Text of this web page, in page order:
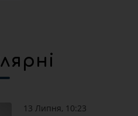
13 Липня, 10:23